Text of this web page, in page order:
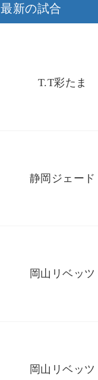
最新の試合
T.T彩たま
静岡ジェード
岡山リベッツ
岡山リベッツ